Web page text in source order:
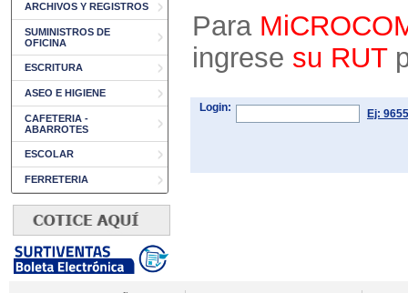
ARCHIVOS Y REGISTROS
SUMINISTROS DE
OFICINA
ESCRITURA
ASEO E HIGIENE
CAFETERIA -
ABARROTES
ESCOLAR
FERRETERIA
Para
ingrese su RUT
Login: Ej: